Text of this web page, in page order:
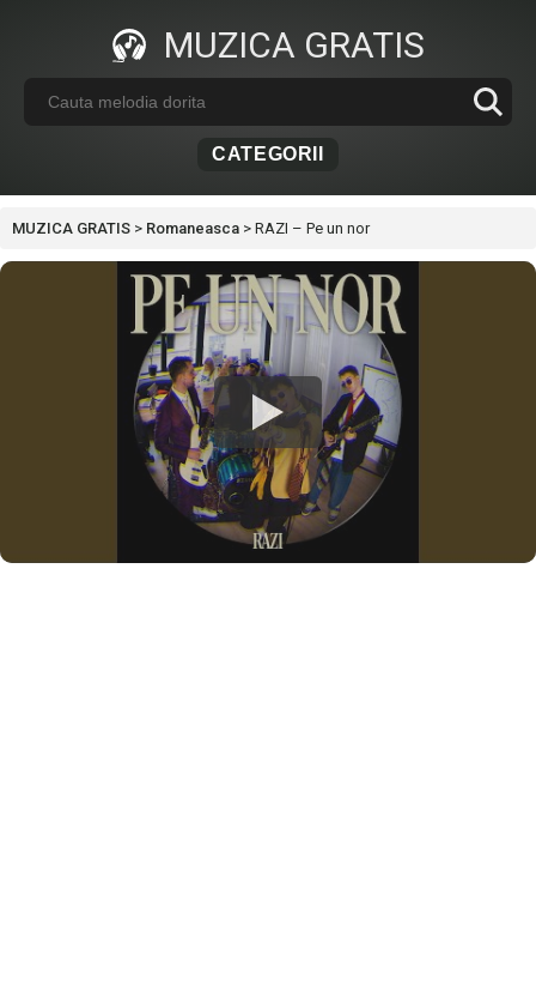
MUZICA GRATIS
CATEGORII
MUZICA GRATIS > Romaneasca > RAZI – Pe un nor